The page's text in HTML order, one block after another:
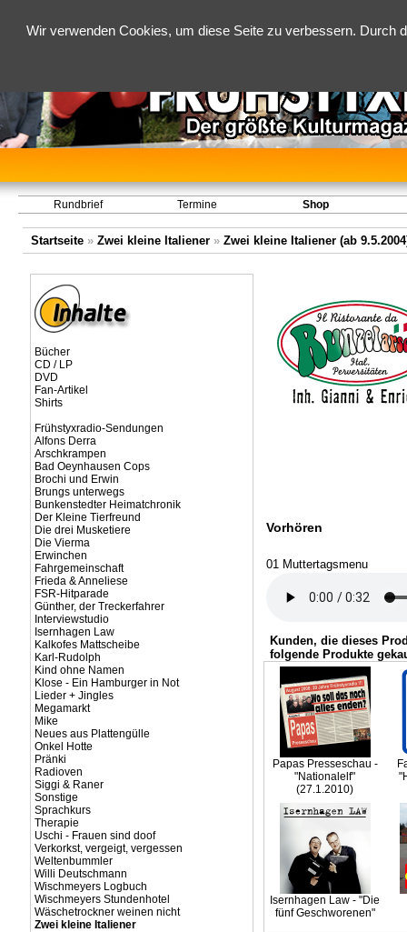
Wir verwenden Cookies, um diese Seite zu verbessern.
Rundbrief Termine Shop
Startseite» Zwei kleine Italiener» Zwei kleine Italiener (ab
Bücher
CD / LP
DVD
Fan-Artikel
Shirts
Frühstyxradio-Sendungen
Alfons Derra
Arschkrampen
Bad Oeynhausen Cops
Brochi und Erwin
Brungs unterwegs
Bunkenstedter Heimatchronik
Der Kleine Tierfreund
Die drei Musketiere
Die Vierma
Erwinchen
Fahrgemeinschaft
Frieda & Anneliese
FSR-Hitparade
Günther, der Treckerfahrer
Interviewstudio
Isernhagen Law
Kalkofes Mattscheibe
Karl-Rudolph
Kind ohne Namen
Klose - Ein Hamburger in Not
Lieder + Jingles
Megamarkt
Mike
Neues aus Plattengülle
Onkel Hotte
Pränki
Radioven
Siggi & Raner
Sonstige
Sprachkurs
Therapie
Uschi - Frauen sind doof
Verkorkst, vergeigt, vergessen
Weltenbummler
Willi Deutschmann
Wischmeyers Logbuch
Wischmeyers Stundenhotel
Wäschetrockner weinen nicht
Zwei kleine Italiener
Vorhören
01 Muttertagsmenu
Kunden, die dieses
folgende Produkte
Papas Presseschau -
"Nationalelf"
(27.1.2010)
Isernhagen Law - "Die
fünf Geschworenen"